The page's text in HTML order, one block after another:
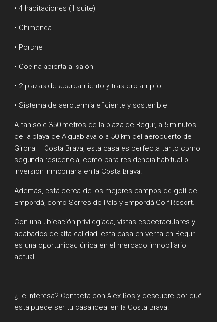
• 4 habitaciones (1 suite)
• Chimenea
• Porche
• Cocina abierta al salón
• 2 plazas de aparcamiento y trastero amplio
• Sistema de aerotermia eficiente y sostenible
A tan solo 350 metros de la plaza de Begur, a 5 minutos
de la playa de Aiguablava o a 50 km del aeropuerto de
Girona – Costa Brava, esta casa es perfecta tanto como
segunda residencia, como para residencia habitual o
inversión inmobiliaria en la Costa Brava.
Además, está cerca de los mejores campos de golf del
Empordà, como Serres de Pals y Empordà Golf Resort.
Con una ubicación privilegiada, vistas espectaculares y
acabados de alta calidad, esta casa en venta en Begur
es una oportunidad única en el mercado inmobiliario
actual.
¿Te interesa? Contacta con Alex Ros y descubre por qué
esta puede ser tu casa ideal en la Costa Brava.